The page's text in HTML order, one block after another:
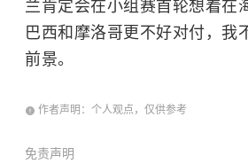
兰肯定会在小组赛首轮想着在
巴西和摩洛哥更不好对付，我
前景。
作者声明：个人观点，仅供参考
免责声明